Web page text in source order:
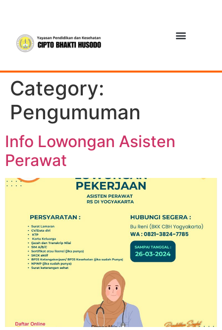
Category:
Pengumuman
Info Lowongan Asisten
Perawat